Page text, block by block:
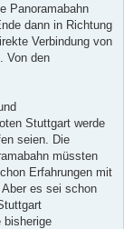
Panoramabahn
dann in Richtung
Verbindung von
Von den
Stuttgart werde
seien. Die
müssten
Erfahrungen mit
es sei schon
bisherige